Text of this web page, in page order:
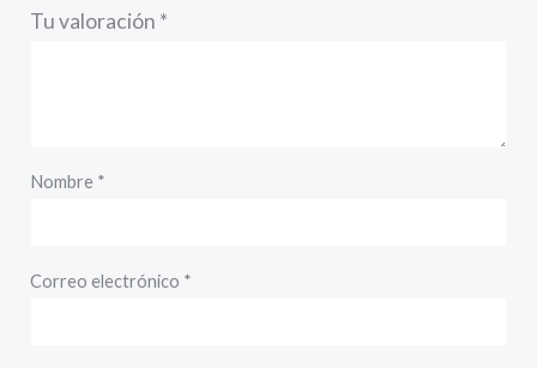
Tu valoración *
Nombre *
Correo electrónico *